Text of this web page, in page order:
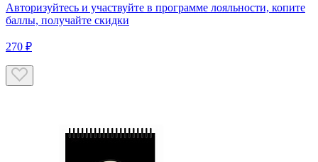
Авторизуйтесь и участвуйте в программе лояльности, копите
баллы, получайте скидки
270 ₽